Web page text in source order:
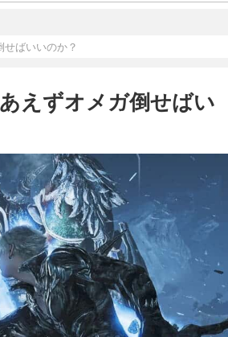
せばいいのか？
えずオメガ倒せばい